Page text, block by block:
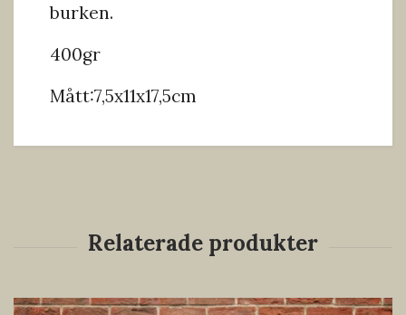
burken.
400gr
Mått:7,5x11x17,5cm